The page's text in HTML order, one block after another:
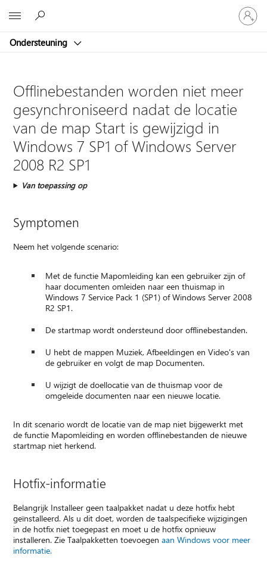
Ondersteuning
Meld
je
aan
je
Offlinebestanden worden niet meer
gesynchroniseerd nadat de locatie
van de map Start is gewijzigd in
Windows 7 SP1 of Windows Server
2008 R2 SP1
Van toepassing op
Symptomen
Neem het volgende scenario:
Met de functie Mapomleiding kan een gebruiker zijn of
haar documenten omleiden naar een thuismap in
Windows 7 Service Pack 1 (SP1) of Windows Server 2008
R2 SP1.
De startmap wordt ondersteund door offlinebestanden.
U hebt de mappen Muziek, Afbeeldingen en Video's van
de gebruiker en volgt de map Documenten.
U wijzigt de doellocatie van de thuismap voor de
omgeleide documenten naar een nieuwe locatie.
In dit scenario wordt de locatie van de map niet bijgewerkt met
de functie Mapomleiding en worden offlinebestanden de nieuwe
startmap niet herkend.
Hotfix-informatie
Belangrijk Installeer geen taalpakket nadat u deze hotfix hebt
geïnstalleerd. Als u dit doet, worden de taalspecifieke wijzigingen
in de hotfix niet toegepast en moet u de hotfix opnieuw
installeren. Zie Taalpakketten toevoegenaan Windows voor meer
informatie.